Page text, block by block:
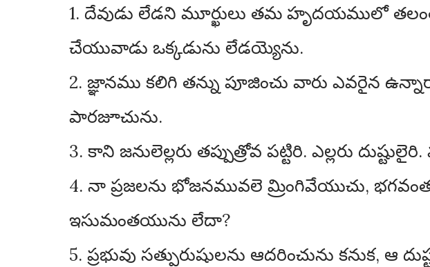
1. దేవుడు లేడని మూర్ఖులు తమ హృదయములో తలంతురు. వారు దుష్టుల ఘోర కార్యములు చేయుదురు. మంచిని
చేయువాడు ఒక్కడును లేడయ్యెను.
2. జ్ఞానము కలిగి తన్ను పూజించు వారు ఎవరైన
పారజూచును.
3. కాని జనులెల్లరు తప్పుత్రోవ పట్టిరి. ఎల్లరు
4. నా ప్రజలను భోజనమువలె మ్రింగివేయుచు,
ఇసుమంతయును లేదా?
5. ప్రభువు సత్పురుషులను ఆదరించును కనుక,